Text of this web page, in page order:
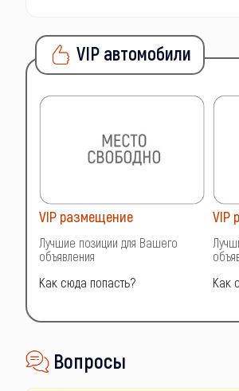
VIP автомобили
VIP размещение
Лучшие позиции для Вашего
объявления
Как сюда попасть?
VIP
Как
Вопросы